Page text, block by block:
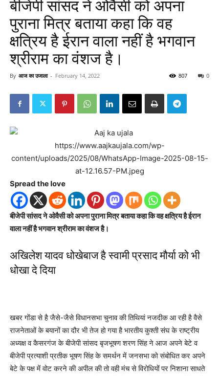
बीजेपी सांसद ने ओवैसी को अपना
पुराना मित्र बताया कहा कि वह
क्षत्रिय है ईरान वाला नहीं है भगवान
श्रीराम का वंशज है।
By आज का उजाला - February 14, 2022 0
807
https://www.aajkaujala.com/wp-
content/uploads/2025/08/WhatsApp-Image-2025-08-15-
at-12.16.57-PM.jpeg
Spread the love
बीजेपी सांसद ने ओवैसी को अपना पुराना मित्र बताया कहा कि वह क्षत्रिय है ईरान
वाला नहीं है भगवान श्रीराम का वंशज है।
अखिलेश यादव धोखेबाज है स्वामी प्रसाद मौर्या को भी
धोखा दे दिया
खबर गोंडा से है जैसे-जैसे विधानसभा चुनाव की तिथियां नजदीक आ रही है वैसे
राजनेताओं के बयानों का दौर भी तेज हो गया है भारतीय कुश्ती संघ के राष्ट्रीय
अध्यक्ष व कैसरगंज के बीजेपी सांसद बृजभूषण शरण सिंह ने आज अपने बेटे व
बीजेपी प्रत्याशी प्रतीक भूषण सिंह के समर्थन में जनसभा को संबोधित कर अपने
बेटे के पक्ष में वोट करने की अपील की तो वही मंच से विरोधियों पर निशाना साधते